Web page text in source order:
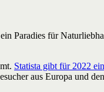
Paradies für
Statista gibt für 2022
aus Europa und